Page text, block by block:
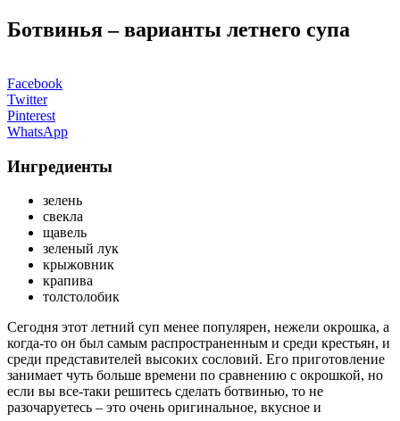
Ботвинья – варианты летнего супа
Facebook
Twitter
Pinterest
WhatsApp
Ингредиенты
зелень
свекла
щавель
зеленый лук
крыжовник
крапива
толстолобик
Сегодня этот летний суп менее популярен, нежели окрошка, а
когда-то он был самым распространенным и среди крестьян, и
среди представителей высоких сословий. Его приготовление
занимает чуть больше времени по сравнению с окрошкой, но
если вы все-таки решитесь сделать ботвинью, то не
разочаруетесь – это очень оригинальное, вкусное и